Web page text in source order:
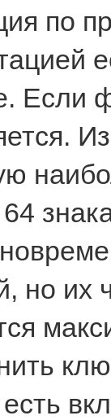
по
Если
но